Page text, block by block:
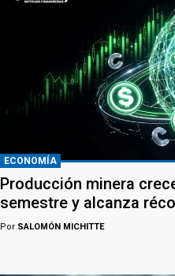
ECONOMÍA
Producción minera
semestre y alcanza
Por SALOMÓN MICHITTE